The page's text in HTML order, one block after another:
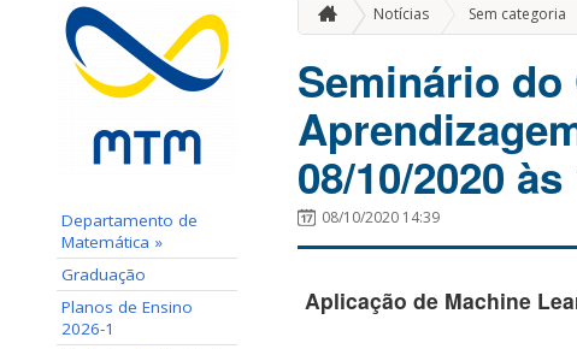
Departamento de
Matemática »
Graduação
Planos de Ensino
2026-1
Notícias Sem categoria
Seminário
08/10/2020
08/10/2020 14:39
Aplicação de Machine